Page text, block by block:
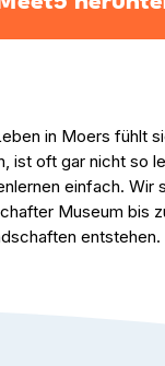
in Moers fühlt
ist oft gar nicht so
einfach.
Museum bis
entstehen.